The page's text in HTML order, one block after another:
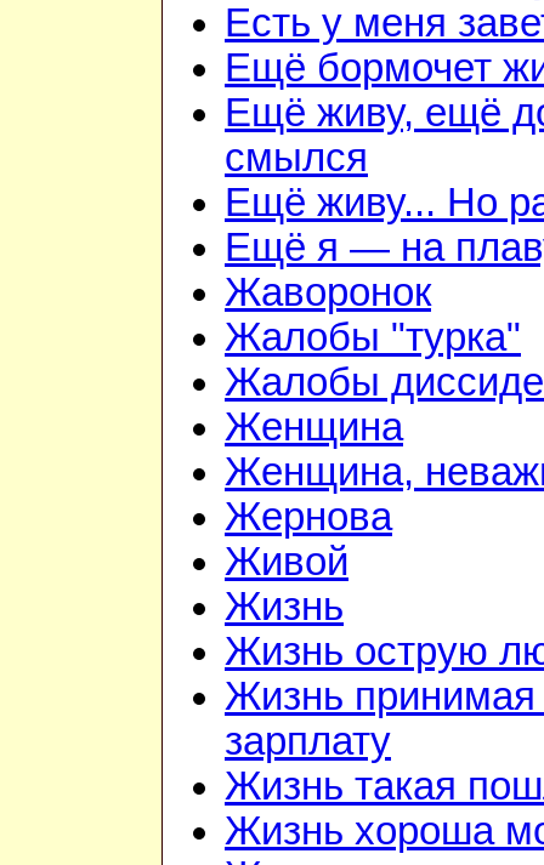
Есть у меня
Ещё бормочет
Ещё живу, ещё
смылся
Ещё живу... Но
Ещё я — на
Жаворонок
Жалобы "турка"
Жалобы
Женщина
Женщина,
Жернова
Живой
Жизнь
Жизнь острую
Жизнь
зарплату
Жизнь такая
Жизнь хороша